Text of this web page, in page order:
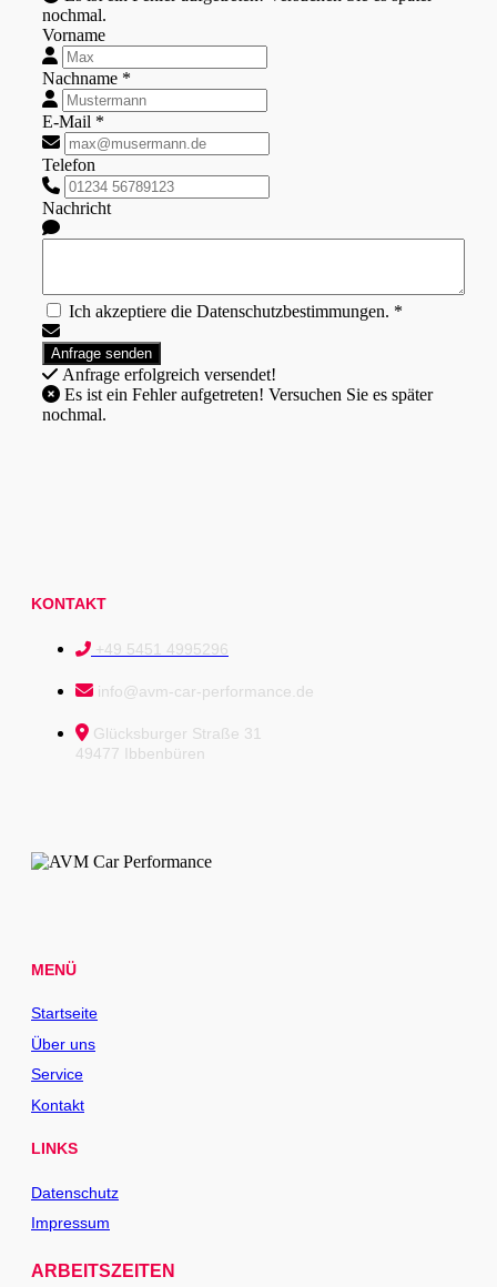
nochmal.
Vorname
Nachname *
E-Mail *
Telefon
Nachricht
Ich akzeptiere die Datenschutzbestimmungen. *
Anfrage erfolgreich versendet!
nochmal.
KONTAKT
+49 5451 4995296
info@avm-car-performance.de
Glücksburger Straße 31
49477 Ibbenbüren
MENÜ
Startseite
Über uns
Service
Kontakt
LINKS
Datenschutz
Impressum
ARBEITSZEITEN